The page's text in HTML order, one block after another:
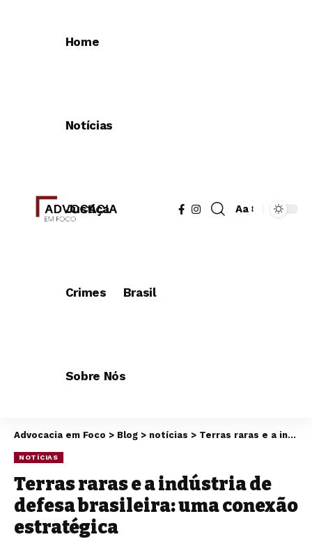
Home
Notícias
Justiça
Crimes Brasil
Sobre Nós
Aa
Advocacia em Foco > Blog > notícias > Terras raras e a indústria de defesa brasileira: uma conexão estratégica
NOTÍCIAS
Terras raras e a indústria de
defesa brasileira: uma conexão
estratégica